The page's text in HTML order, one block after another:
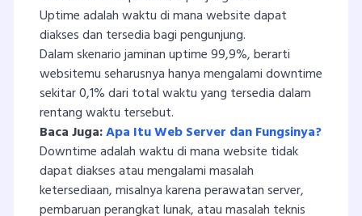
Uptime adalah waktu di mana website dapat
diakses dan tersedia bagi pengunjung.
Dalam skenario jaminan uptime 99,9%, berarti
websitemu seharusnya hanya mengalami downtime
sekitar 0,1% dari total waktu yang tersedia dalam
rentang waktu tersebut.
Baca Juga:Apa Itu Web Server dan Fungsinya?
Downtime adalah waktu di mana website tidak
dapat diakses atau mengalami masalah
ketersediaan, misalnya karena perawatan server,
pembaruan perangkat lunak, atau masalah teknis